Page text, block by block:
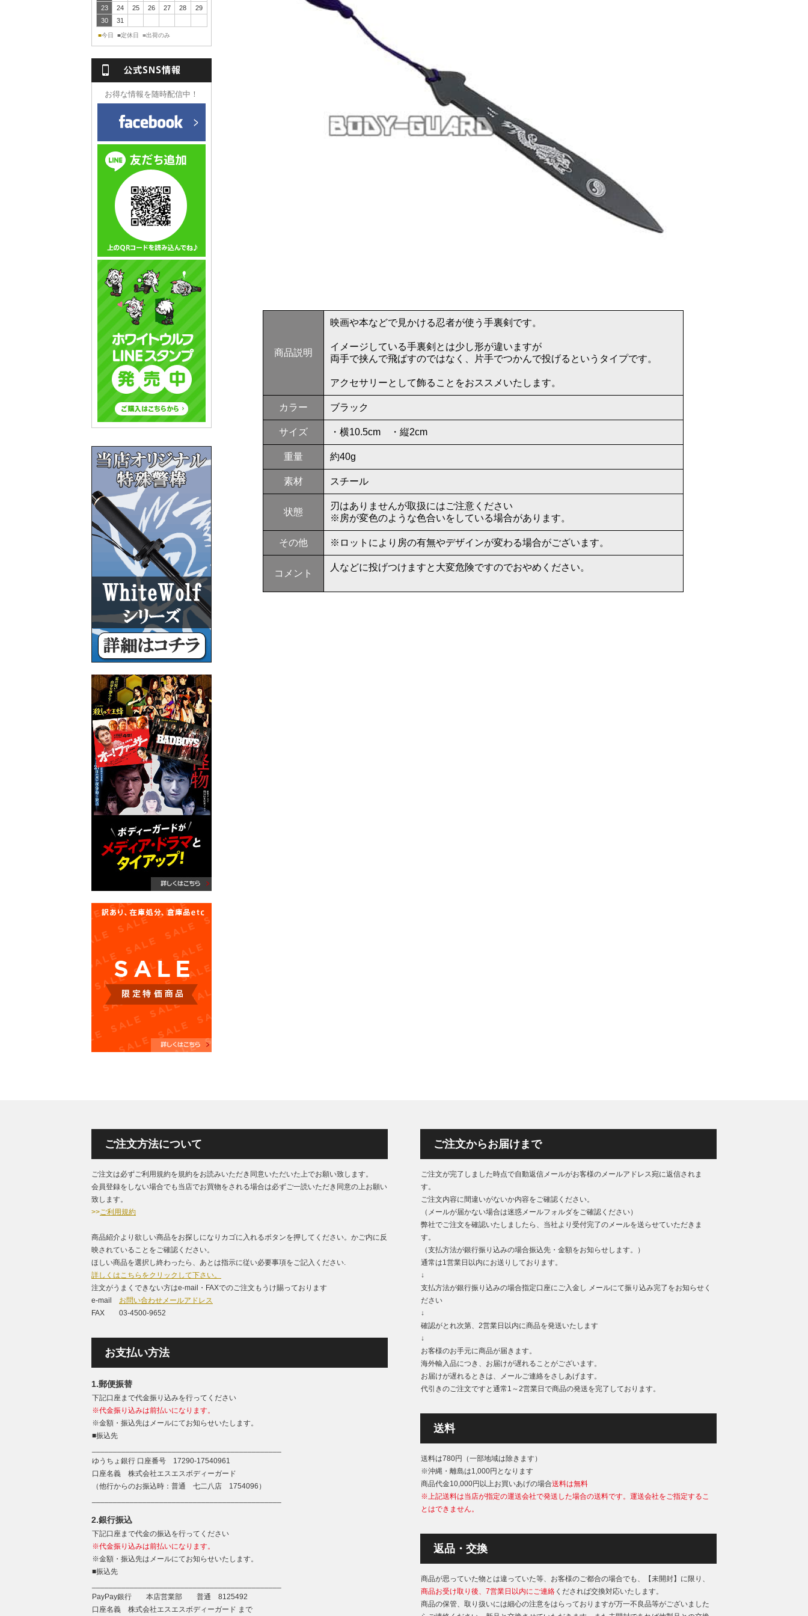
商品説明
映画や本などで見かける忍者が使う手裏剣です。
イメージしている手裏剣とは少し形が違いますが
両手で挟んで飛ばすのではなく、片手でつかんで投げるというタイプです。
アクセサリーとして飾ることをおススメいたします。
カラー ブラック
サイズ ・横10.5cm ・縦2cm
重量 約40g
素材 スチール
状態
刃はありませんが取扱にはご注意ください
※房が変色のような色合いをしている場合があります。
その他 ※ロットにより房の有無やデザインが変わる場合がございます。
コメント
人などに投げつけますと大変危険ですのでおやめください。
23
24 25 26 27 28
29
30
31
■今日 ■定休日 ■出荷のみ
お得な情報を随時配信中！
ご注文方法について
ご注文は必ずご利用規約を規約をお読みいただき同意いただいた上でお願い致します。
会員登録をしない場合でも当店でお買物をされる場合は必ずご一読いただき同意の上お願い
致します。
>>ご利用規約
商品紹介より欲しい商品をお探しになりカゴに入れるボタンを押してください。かご内に反
映されていることをご確認ください。
ほしい商品を選択し終わったら、あとは指示に従い必要事項をご記入ください.
詳しくはこちらをクリックして下さい。
注文がうまくできない方はe-mail・FAXでのご注文もうけ賜っております
e-mail お問い合わせメールアドレス
FAX 03-4500-9652
お支払い方法
1.郵便振替
下記口座まで代金振り込みを行ってください
※代金振り込みは前払いになります。
※金額・振込先はメールにてお知らせいたします。
■振込先
ゆうちょ銀行 口座番号 17290-17540961
口座名義 株式会社エスエスボディーガード
（他行からのお振込時：普通 七二八店 1754096）
2.銀行振込
下記口座まで代金の振込を行ってください
※代金振り込みは前払いになります。
※金額・振込先はメールにてお知らせいたします。
■振込先
PayPay銀行 本店営業部 普通 8125492
口座名義 株式会社エスエスボディーガード まで
ご注文からお届けまで
ご注文が完了しました時点で自動返信メールがお客様のメールアドレス宛に返信されま
す。
ご注文内容に間違いがないか内容をご確認ください。
（メールが届かない場合は迷惑メールフォルダをご確認ください）
弊社でご注文を確認いたしましたら、当社より受付完了のメールを送らせていただきま
す。
（支払方法が銀行振り込みの場合振込先・金額をお知らせします。）
通常は1営業日以内にお送りしております。
↓
支払方法が銀行振り込みの場合指定口座にご入金し メールにて振り込み完了をお知らせく
ださい
↓
確認がとれ次第、2営業日以内に商品を発送いたします
↓
お客様のお手元に商品が届きます。
海外輸入品につき、お届けが遅れることがございます。
お届けが遅れるときは、メールご連絡をさしあげます。
代引きのご注文ですと通常1～2営業日で商品の発送を完了しております。
送料
送料は780円（一部地域は除きます）
※沖縄・離島は1,000円となります
商品代金10,000円以上お買いあげの場合送料は無料
※上記送料は当店が指定の運送会社で発送した場合の送料です。運送会社をご指定するこ
とはできません。
返品・交換
商品が思っていた物とは違っていた等、お客様のご都合の場合でも、【未開封】に限り、
商品お受け取り後、7営業日以内にご連絡くだされば交換対応いたします。
商品の保管、取り扱いには細心の注意をはらっておりますが万一不良品等がございました